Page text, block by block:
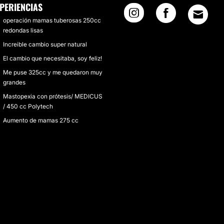
operación mamas tuberosas 250cc
redondas lisas
Increible cambio super natural
El cambio que necesitaba, soy feliz!
Me puse 325cc y me quedaron muy
grandes
Mastopexia con prótesis/ MEDICUS
/ 450 cc Polytech
Aumento de mamas 275 cc